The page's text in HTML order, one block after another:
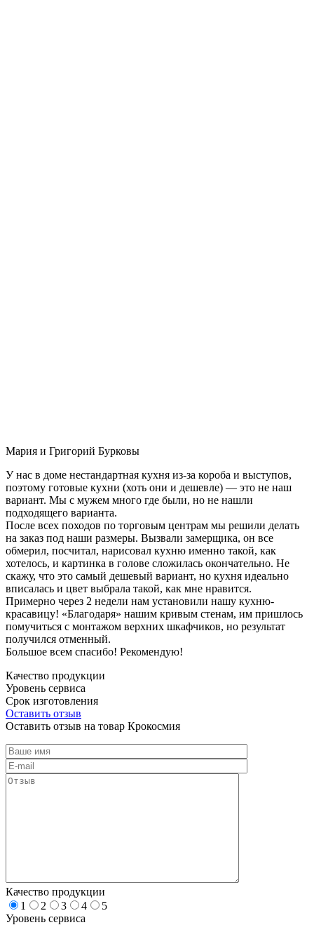
Мария и Григорий Бурковы
У нас в доме нестандартная кухня из-за короба и выступов,
поэтому готовые кухни (хоть они и дешевле) — это не наш
вариант. Мы с мужем много где были, но не нашли
подходящего варианта.
После всех походов по торговым центрам мы решили делать
на заказ под наши размеры. Вызвали замерщика, он все
обмерил, посчитал, нарисовал кухню именно такой, как
хотелось, и картинка в голове сложилась окончательно. Не
скажу, что это самый дешевый вариант, но кухня идеально
вписалась и цвет выбрала такой, как мне нравится.
Примерно через 2 недели нам установили нашу кухню-
красавицу! «Благодаря» нашим кривым стенам, им пришлось
помучиться с монтажом верхних шкафчиков, но результат
получился отменный.
Большое всем спасибо! Рекомендую!
Качество продукции
Уровень сервиса
Срок изготовления
Оставить отзыв
Оставить отзыв на товар Крокосмия
Качество продукции
1
2 3 4
5
Уровень сервиса